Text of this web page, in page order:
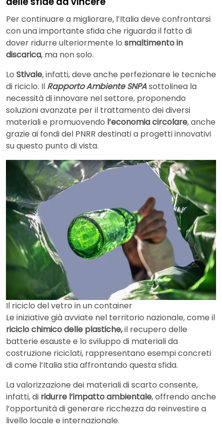
Per continuare a migliorare, l’Italia deve confrontarsi
con una importante sfida che riguarda il fatto di
dover ridurre ulteriormente lo smaltimento in
discarica, ma non solo.
Lo Stivale, infatti, deve anche perfezionare le tecniche
di riciclo. Il Rapporto Ambiente SNPAsottolinea la
necessità di innovare nel settore, proponendo
soluzioni avanzate per il trattamento dei diversi
materiali e promuovendo l’economia circolare, anche
grazie ai fondi del PNRR destinati a progetti innovativi
su questo punto di vista.
Il riciclo del vetro in un container
Le iniziative già avviate nel territorio nazionale, come il
riciclo chimico delle plastiche,il recupero delle
batterie esauste e lo sviluppo di materiali da
costruzione riciclati, rappresentano esempi concreti
di come l’Italia stia affrontando questa sfida.
La valorizzazione dei materiali di scarto consente,
infatti, di ridurre l’impatto ambientale, offrendo anche
l’opportunità di generare ricchezza da reinvestire a
livello locale e internazionale.